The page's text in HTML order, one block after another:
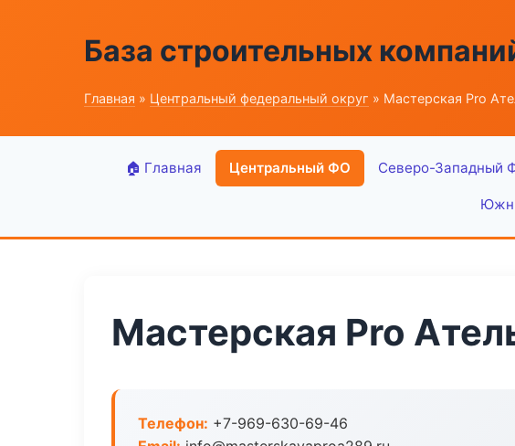
База строительных
Главная » Центральный федеральный округ » Мастерская Pro
🏠 Главная Центральный ФО Северо-Западный
Мастерская Pro
Телефон: +7-969-630-69-46